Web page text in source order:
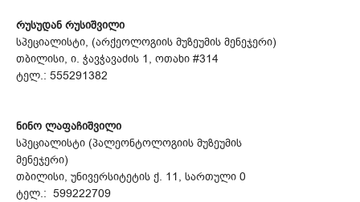
რუსუდან რუსიშვილი
სპეციალისტი, (არქეოლოგიის მუზეუმის მენეჯერი)
თბილისი, ი. ჭავჭავაძის 1, ოთახი #314
ტელ.: 555291382
ნინო ლაფაჩიშვილი
სპეციალისტი (პალეონტოლოგიის მუზეუმის
მენეჯერი)
თბილისი, უნივერსიტეტის ქ. 11, სართული 0
ტელ.: 599222709